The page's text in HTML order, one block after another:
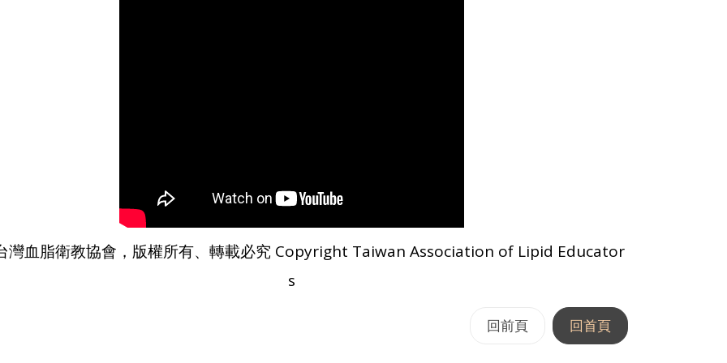
灣血脂衛教協會，版權所有、轉載必究 Copyright Taiwan Association of Lipid Educator
s
回前頁 回首頁